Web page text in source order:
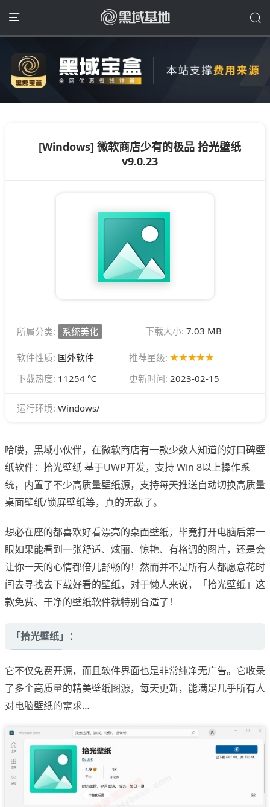
[Windows] 微软商店少有的极品 拾光壁纸
v9.0.23
所属分类: 系统美化 下载大小: 7.03 MB
软件性质: 国外软件
推荐星级:
下载热度: 11254 ℃ 更新时间: 2023-02-15
运行环境: Windows/
哈喽，黑域小伙伴，在微软商店有一款少数人知道的好口碑壁
纸软件：拾光壁纸 基于UWP开发，支持 Win 8以上操作系
统，内置了不少高质量壁纸源，支持每天推送自动切换高质量
桌面壁纸/锁屏壁纸等，真的无敌了。
想必在座的都喜欢好看漂亮的桌面壁纸，毕竟打开电脑后第一
眼如果能看到一张舒适、炫丽、惊艳、有格调的图片，还是会
让你一天的心情都倍儿舒畅的！然而并不是所有人都愿意花时
间去寻找去下载好看的壁纸，对于懒人来说，「拾光壁纸」这
款免费、干净的壁纸软件就特别合适了！
「拾光壁纸」：
它不仅免费开源，而且软件界面也是非常纯净无广告。它收录
了多个高质量的精美壁纸图源，每天更新，能满足几乎所有人
对电脑壁纸的需求…